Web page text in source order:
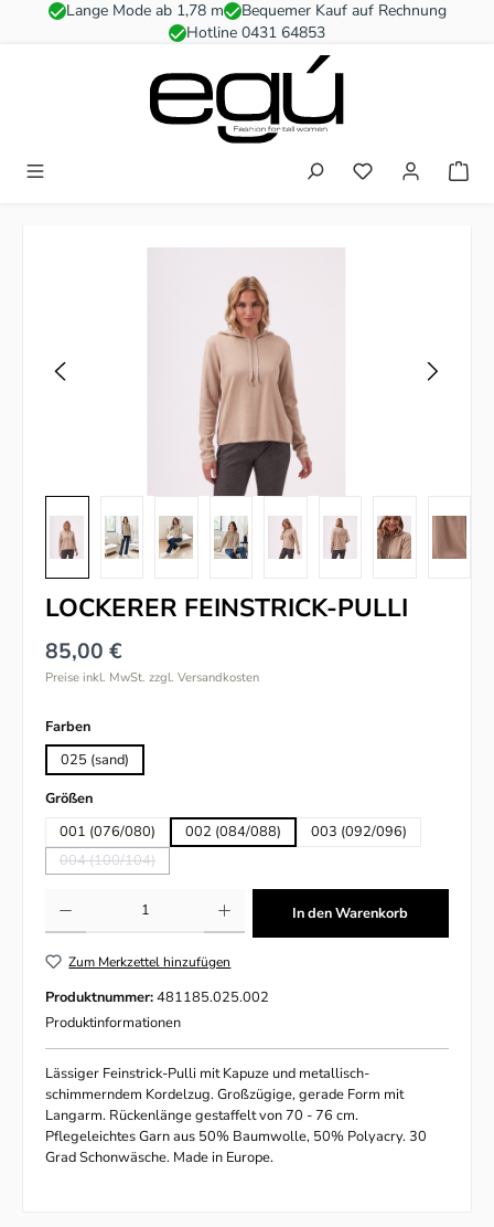
Zum Hauptinhalt springen
Lange Mode ab 1,78 m
Bequemer Kauf auf Rechnung
Hotline 0431 64853
Du hast 0
LOCKERER FEINSTRICK-PULLI
85,00 €
Preise inkl. MwSt. zzgl. Versandkosten
Farbenauswählen
025 (sand)
Größenauswählen
001 (076/080)
002 (084/088)
003 (092/096)
004 (100/104)(Diese Option ist zurzeit nicht verfügbar.)
In den Warenkorb
Zum Merkzettel hinzufügen
Produktnummer:481185.025.002
Produktinformationen
Lässiger Feinstrick-Pulli mit Kapuze und metallisch-
schimmerndem Kordelzug. Großzügige, gerade Form mit
Langarm. Rückenlänge gestaffelt von 70 - 76 cm.
Pflegeleichtes Garn aus 50% Baumwolle, 50% Polyacry. 30
Grad Schonwäsche. Made in Europe.